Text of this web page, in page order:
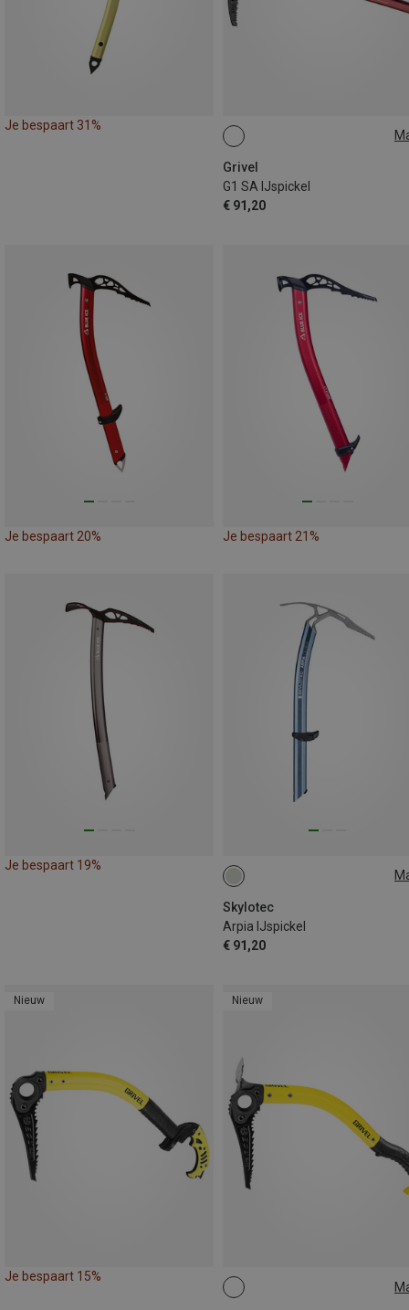
Je bespaart 31%
Grivel
G1 SA IJspickel
€ 91,20
66CM
Je bespaart 20% Je bespaart 21%
Je bespaart 19%
Skylotec
Arpia IJspickel
€ 91,20
45CM
Nieuw
Je bespaart 15%
Nieuw
47CM